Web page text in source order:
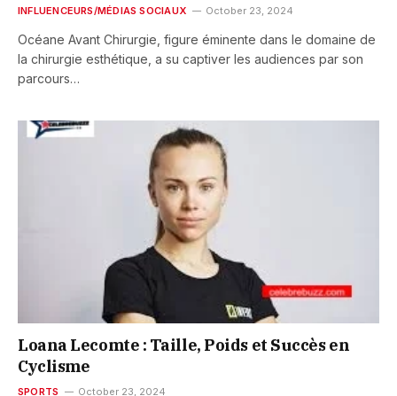
INFLUENCEURS/MÉDIAS SOCIAUX October 23, 2024
Océane Avant Chirurgie, figure éminente dans le domaine de
la chirurgie esthétique, a su captiver les audiences par son
parcours…
Loana Lecomte : Taille, Poids et Succès en
Cyclisme
SPORTS October 23, 2024